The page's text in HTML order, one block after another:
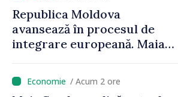
Republica Moldova
avansează în procesul de
integrare europeană. Maia
niciun stat”
/ Acum 2 ore